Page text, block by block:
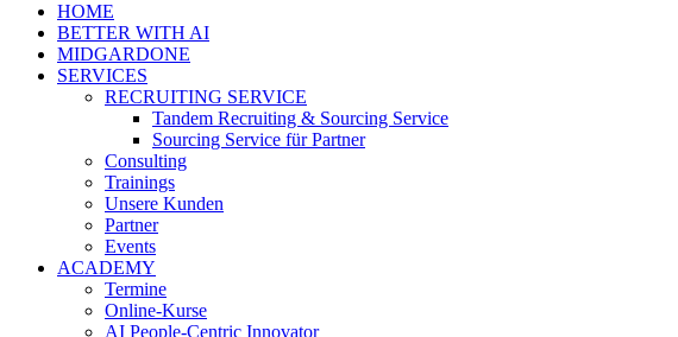
HOME
BETTER WITH AI
MIDGARDONE
SERVICES
RECRUITING SERVICE
Tandem Recruiting & Sourcing Service
Sourcing Service für Partner
Consulting
Trainings
Unsere Kunden
Partner
Events
ACADEMY
Termine
Online-Kurse
AI People-Centric Innovator